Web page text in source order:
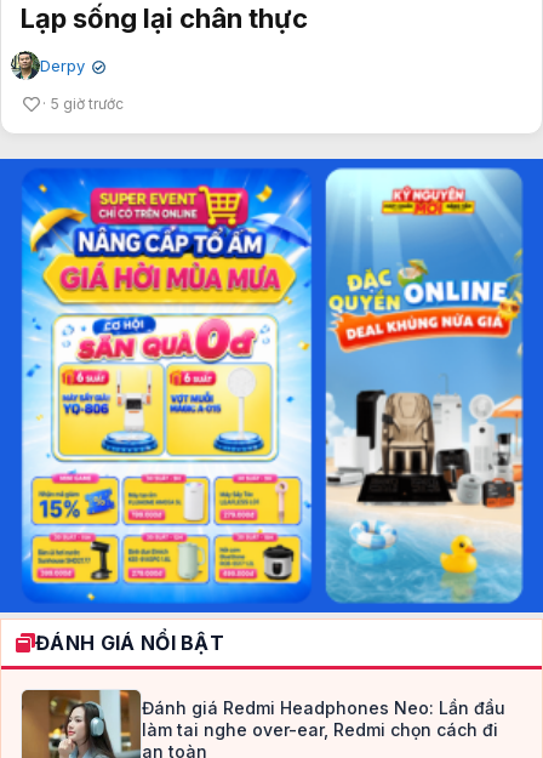
Lạp sống lại chân thực
Derpy ✔
5 giờ trước
ĐÁNH GIÁ NỔI BẬT
Đánh giá Redmi Headphones Neo: Lần đầu
làm tai nghe over-ear, Redmi chọn cách đi
an toàn